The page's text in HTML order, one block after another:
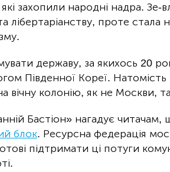
захопили народні надра. Зе-
лібертаріанству, проте стала
державу, за якихось 20
Південної Кореї. Натомість
вічну колонію, як не Москви,
Бастіон» нагадує читачам,
блок. Ресурсна федерація
підтримати ці потуги